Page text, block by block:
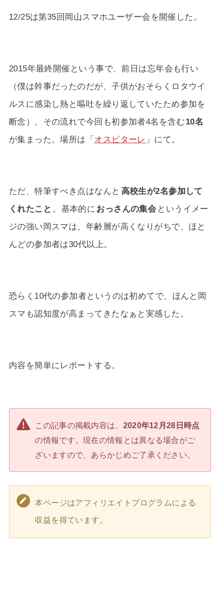
12/25は第35回岡山スマホユーザー会を開催した。
2015年最終開催という事で、前日は忘年会も行い
（僕は幹事だったのだが、子供がおそらくロタウイ
ルスに感染し熱と嘔吐を繰り返していたため参加を
断念）、その流れで今回も初参加者4名を含む 10名
が集まった。場所は「 オスピターレ 」にて。
ただ、特筆すべき点はなんと 高校生が2名参加して
くれたこと 。基本的に おっさんの集会 というイメー
ジの強い岡スマは、年齢層が高くなりがちで、ほと
んどの参加者は30代以上。
恐らく10代の参加者というのは初めてで、ほんと岡
スマも認知度が高まってきたなぁと実感した。
内容を簡単にレポートする。
この記事の掲載内容は、 2020年12月28日時点
の情報です。現在の情報とは異なる場合がご
ざいますので、あらかじめご了承ください。
本ページはアフィリエイトプログラムによる
収益を得ています。